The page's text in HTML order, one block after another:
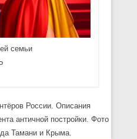
семьи
России. Описания
античной постройки. Фото
Тамани и Крыма.